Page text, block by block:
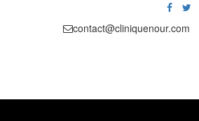
contact@cliniquenour.com